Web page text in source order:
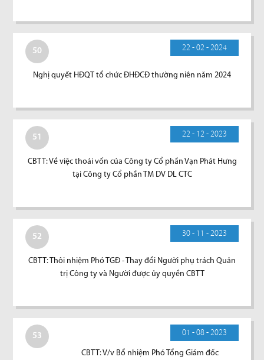
50 22 - 02 - 2024
Nghị quyết HĐQT tổ chức ĐHĐCĐ thường niên năm 2024
51 22 - 12 - 2023
CBTT: Về việc thoái vốn của Công ty Cổ phần Vạn Phát Hưng
tại Công ty Cổ phần TM DV DL CTC
52 30 - 11 - 2023
CBTT: Thôi nhiệm Phó TGĐ - Thay đổi Người phụ trách Quản
trị Công ty và Người được ủy quyền CBTT
53 01 - 08 - 2023
CBTT: V/v Bổ nhiệm Phó Tổng Giám đốc